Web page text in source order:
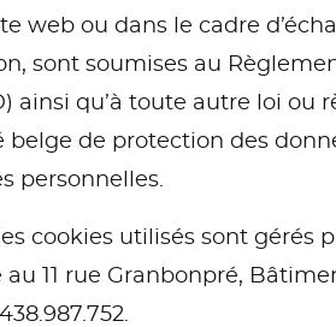
web ou dans le cadre
sont soumises au
ainsi qu’à toute autre loi
belge de protection des
personnelles.
cookies utilisés sont gérés
11 rue Granbonpré,